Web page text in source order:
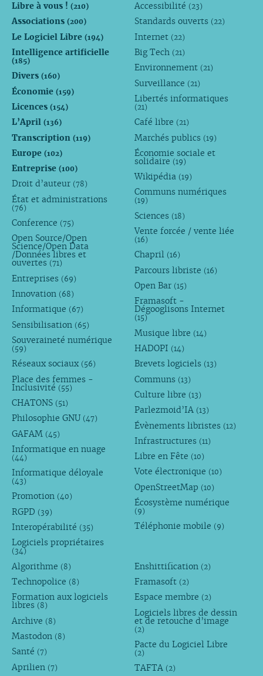
Libre à vous ! (210)
Associations (200)
Le Logiciel Libre (194)
Intelligence artificielle
(185)
Divers (160)
Économie (159)
Licences (154)
L’April (136)
Transcription (119)
Europe (102)
Entreprise (100)
Droit d’auteur (78)
État et administrations
(76)
Conference (75)
Open Source/Open
Science/Open Data
/Données libres et
ouvertes (71)
Entreprises (69)
Innovation (68)
Informatique (67)
Sensibilisation (65)
Souveraineté numérique
(59)
Réseaux sociaux (56)
Place des femmes -
Inclusivité (55)
CHATONS (51)
Philosophie GNU (47)
GAFAM (45)
Informatique en nuage
(44)
Informatique déloyale
(43)
Promotion (40)
RGPD (39)
Interopérabilité (35)
Logiciels propriétaires
(34)
Accessibilité (23)
Standards ouverts (22)
Internet (22)
Big Tech (21)
Environnement (21)
Surveillance (21)
Libertés informatiques
(21)
Café libre (21)
Marchés publics (19)
Économie sociale et
solidaire (19)
Wikipédia (19)
Communs numériques
(19)
Sciences (18)
Vente forcée / vente liée
(16)
Chapril (16)
Parcours libriste (16)
Open Bar (15)
Framasoft -
Dégooglisons Internet
(15)
Musique libre (14)
HADOPI (14)
Brevets logiciels (13)
Communs (13)
Culture libre (13)
Parlezmoid’IA (13)
Évènements libristes (12)
Infrastructures (11)
Libre en Fête (10)
Vote électronique (10)
OpenStreetMap (10)
Écosystème numérique
(9)
Téléphonie mobile (9)
Algorithme (8)
Technopolice (8)
Formation aux logiciels
libres (8)
Archive (8)
Mastodon (8)
Santé (7)
Aprilien (7)
Enshittification (2)
Framasoft (2)
Espace membre (2)
Logiciels libres de dessin
et de retouche d’image
(2)
Pacte du Logiciel Libre
(2)
TAFTA (2)